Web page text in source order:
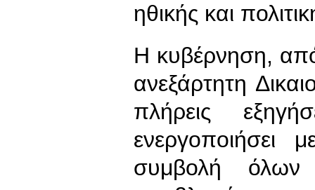
ηθικής και
Η κυβέρνηση,
ανεξάρτητη
πλήρεις
ενεργοποιήσει
συμβολή